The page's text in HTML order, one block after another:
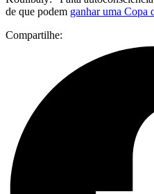
de que podem ganhar uma Copa
Compartilhe: